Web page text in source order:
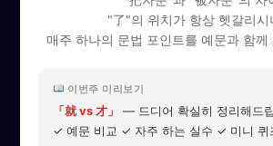
제8조 (개인정보 자동 수집 장치(쿠키)의
부)
(cookie)를 운용합니다.
② 이용자는 웹브라우저 설정을 통해 쿠키 저장
니다. 다만, 쿠키 저장을 거부할 경우 일부 서비
"了"의 위치가 항상 헷갈리시
매주 하나의 문법 포인트를 예문과 함께
이번주 미리보기
「就 vs 才」
— 드디어 확실히 정리해드
✓ 예문 비교 ✓ 자주 하는 실수 ✓ 미니 퀴